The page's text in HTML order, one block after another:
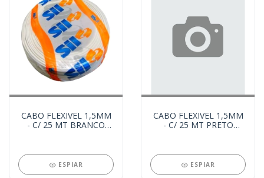
CABO FLEXIVEL 1,5MM
- C/ 25 MT BRANCO
ESPIAR
CABO FLEXIVEL 1,5MM
- C/ 25 MT PRETO
ESPIAR